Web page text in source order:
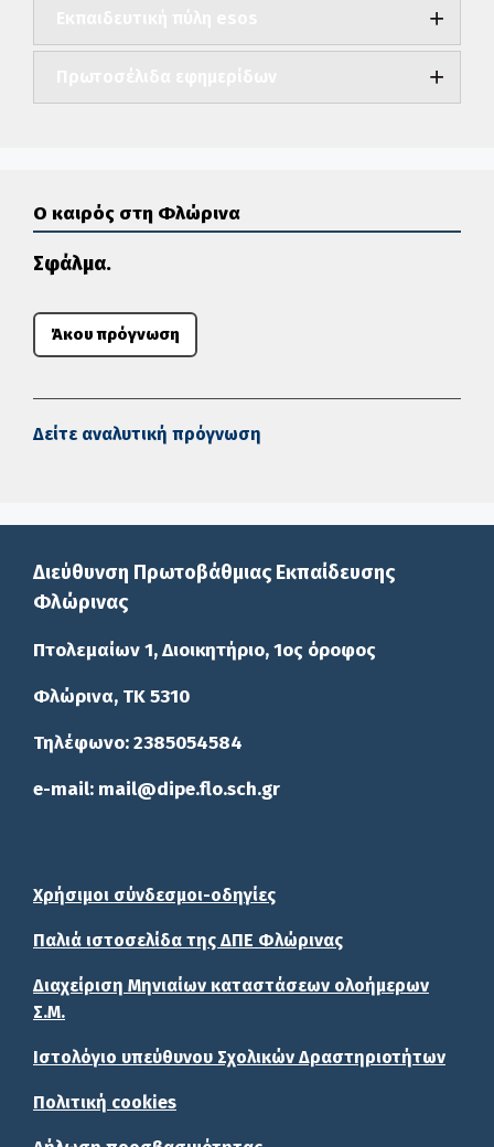
Ο καιρός στη Φλώρινα
Σφάλμα.
Άκου πρόγνωση
Δείτε αναλυτική πρόγνωση
Διεύθυνση Πρωτοβάθμιας Εκπαίδευσης
Φλώρινας
Πτολεμαίων 1, Διοικητήριο, 1ος όροφος
Φλώρινα, ΤΚ 5310
Τηλέφωνο: 2385054584
e-mail: mail@dipe.flo.sch.gr
Χρήσιμοι σύνδεσμοι-οδηγίες
Παλιά ιστοσελίδα της ΔΠΕ Φλώρινας
Διαχείριση Μηνιαίων καταστάσεων ολοήμερων
Σ.Μ.
Ιστολόγιο υπεύθυνου Σχολικών Δραστηριοτήτων
Πολιτική cookies